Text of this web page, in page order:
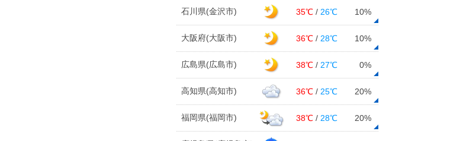
あす再び黄砂飛来か
31日11:42
週間 大体晴れるが 連休後半は雨
の降る所も
31日11:16
31日 お帰り時間の傘予報
31日06:21
31日も広く晴れ ただ 局地的には
石川県(金沢市) 35℃ / 26℃ 10%
大阪府(大阪市) 36℃ / 28℃ 10%
広島県(広島市) 38℃ / 27℃ 0%
高知県(高知市) 36℃ / 25℃ 20%
福岡県(福岡市) 38℃ / 28℃ 20%